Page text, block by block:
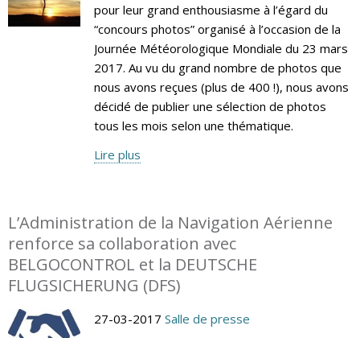
pour leur grand enthousiasme à l’égard du
“concours photos” organisé à l’occasion de la
Journée Météorologique Mondiale du 23 mars
2017. Au vu du grand nombre de photos que
nous avons reçues (plus de 400 !), nous avons
décidé de publier une sélection de photos
tous les mois selon une thématique.
Lire plus
L’Administration de la Navigation Aérienne
renforce sa collaboration avec
BELGOCONTROL et la DEUTSCHE
FLUGSICHERUNG (DFS)
27-03-2017 Salle de presse